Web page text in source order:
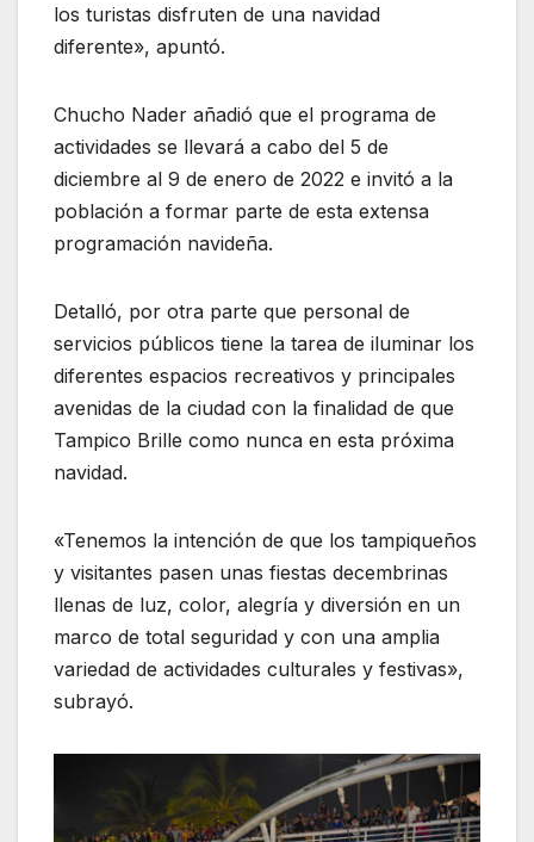
los turistas disfruten de una navidad
diferente», apuntó.
Chucho Nader añadió que el programa de
actividades se llevará a cabo del 5 de
diciembre al 9 de enero de 2022 e invitó a la
población a formar parte de esta extensa
programación navideña.
Detalló, por otra parte que personal de
servicios públicos tiene la tarea de iluminar los
diferentes espacios recreativos y principales
avenidas de la ciudad con la finalidad de que
Tampico Brille como nunca en esta próxima
navidad.
«Tenemos la intención de que los tampiqueños
y visitantes pasen unas fiestas decembrinas
llenas de luz, color, alegría y diversión en un
marco de total seguridad y con una amplia
variedad de actividades culturales y festivas»,
subrayó.